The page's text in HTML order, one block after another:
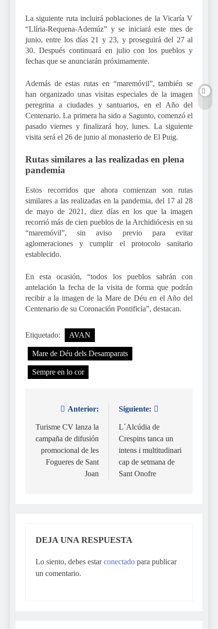
La siguiente ruta incluirá poblaciones de la Vicaría V
“Llíria-Requena-Ademúz” y se iniciará este mes de
junio, entre los días 21 y 23, y proseguirá del 27 al
30. Después continuará en julio con los pueblos y
fechas que se anunciarán próximamente.
Además de estas rutas en “maremóvil”, también se
han organizado unas visitas especiales de la imagen
peregrina a ciudades y santuarios, en el Año del
Centenario. La primera ha sido a Sagunto, comenzó el
pasado viernes y finalizará hoy, lunes. La siguiente
visita será el 26 de junio al monasterio de El Puig.
Rutas similares a las realizadas en plena
pandemia
Estos recorridos que ahora comienzan son rutas
similares a las realizadas en la pandemia, del 17 al 28
de mayo de 2021, diez días en los que la imagen
recorrió más de cien pueblos de la Archidiócesis en su
“maremóvil”, sin aviso previo para evitar
aglomeraciones y cumplir el protocolo sanitario
establecido.
En esta ocasión, “todos los pueblos sabrán con
antelación la fecha de la visita de forma que podrán
recibir a la imagen de la Mare de Déu en el Año del
Centenario de su Coronación Pontificia”, destacan.
Etiquetado: AVAN
Mare de Déu dels Desamparats
Sempre en lo cor
Navegación
de
entradas
Anterior:
Turisme CV lanza la
campaña de difusión
promocional de les
Fogueres de Sant
Joan
Siguiente:
L´Alcúdia de
Crespins tanca un
intens i multitudinari
cap de setmana de
Sant Onofre
DEJA UNA RESPUESTA
Lo siento, debes estarconectado para publicar
un comentario.